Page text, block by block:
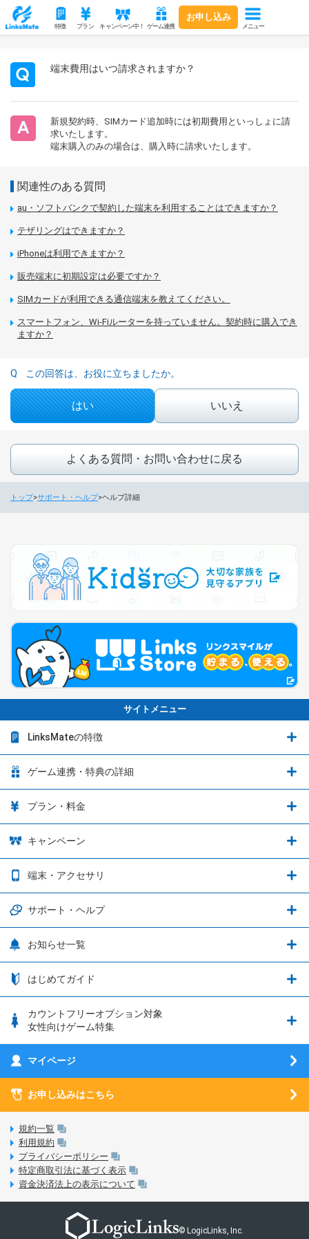
特徴 プラン キャンペーン中！ ゲーム連携
お申し込み
メニュー
端末費用はいつ請求されますか？
新規契約時、SIMカード追加時には初期費用といっしょに請
求いたします。
端末購入のみの場合は、購入時に請求いたします。
関連性のある質問
au・ソフトバンクで契約した端末を利用することはできますか？
テザリングはできますか？
iPhoneは利用できますか？
販売端末に初期設定は必要ですか？
SIMカードが利用できる通信端末を教えてください。
スマートフォン、Wi-Fiルーターを持っていません。契約時に購入でき
ますか？
この回答は、お役に立ちましたか。
はい いいえ
よくある質問・お問い合わせに戻る
トップ サポート・ヘルプ ヘルプ詳細
サイトメニュー
LinksMateの特徴
LinksMateの特徴
音声通話料金がもっとオトクに
データ通信容量繰り越し
通信エリアと通信速度状況
つながる端末保証
フィルタリングアプリ
5G回線オプションについて
LINE年齢認証について
LinksStoreについて
ゲーム連携・特典の詳細
ゲーム連携・特典の詳細
ブレイブソード×ブレイズソウル
ウマ娘 プリティーダービー
プリンセスコネクト！Re:Dive
釣り★スタ
ウマスクについて
プラン・料金
プラン・料金
3種類のSIMタイプ
日割り計算
キャンペーン
お得なキャンペーン実施中！
OPPO端末購入キャンペーン第5弾
端末・アクセサリ
端末・アクセサリ
iPhone利用について
動作確認済み端末一覧
サポート・ヘルプ
サポート・ヘルプ
nanoSIM･microSIM･通常SIMの初期設定方法
eSIMの初期設定方法
MVNOのギモンを解消！
3Dセキュアについて
未成年者の方のご契約
通信制限について
動作確認済み端末一覧
お知らせ一覧
お知らせ一覧
はじめてガイド
はじめてガイド
SIMサービスについて
SIMロック解除ガイド
LinksMateのサービスについて
LPについて
おすすめプラン
お申し込み方法
カウントフリーオプション対象
女性向けゲーム特集
刀剣乱舞-ONLINE- Pocket
あんさんぶるスターズ！！Music
マイページ
お申し込みはこちら
規約一覧
利用規約
プライバシーポリシー
特定商取引法に基づく表示
資金決済法上の表示について
© LogicLinks, Inc.